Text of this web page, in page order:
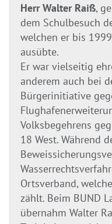
Herr Walter Raiß,
dem Schulbesuch
welchen er bis
ausübte.
Er war vielseitig
anderem auch bei
Bürgerinitiative
Volksbegehrens
18 West. Während
Ortsverband,
zählt. Beim BUND
übernahm Walter